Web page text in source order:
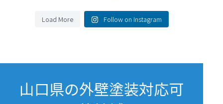
Load More Follow on Instagram
山口県の外壁塗装対応可